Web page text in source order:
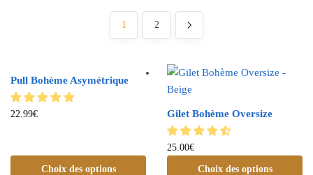
1 2
Pull Bohème Asymétrique
22.99€
Choix des options
Gilet Bohème Oversize
25.00€
Choix des options